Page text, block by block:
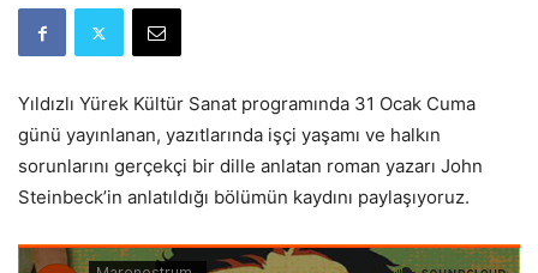
Yıldızlı Yürek Kültür Sanat programında 31 Ocak Cuma
günü yayınlanan, yazıtlarında işçi yaşamı ve halkın
sorunlarını gerçekçi bir dille anlatan roman yazarı John
Steinbeck’in anlatıldığı bölümün kaydını paylaşıyoruz.